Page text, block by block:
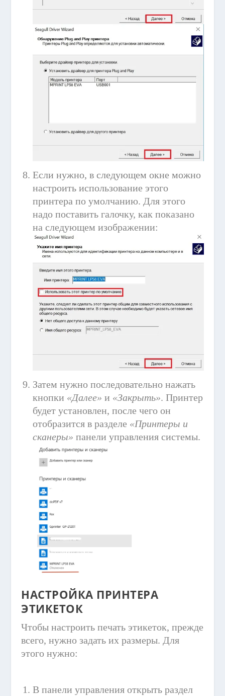
Если нужно, в следующем окне можно
настроить использование этого
принтера по умолчанию. Для этого
надо поставить галочку, как показано
на следующем изображении:
Затем нужно последовательно нажать
кнопки «Далее» и «Закрыть». Принтер
будет установлен, после чего он
отобразится в разделе «Принтеры и
сканеры» панели управления системы.
НАСТРОЙКА ПРИНТЕРА
ЭТИКЕТОК
Чтобы настроить печать этикеток, прежде
всего, нужно задать их размеры. Для
этого нужно:
В панели управления открыть раздел